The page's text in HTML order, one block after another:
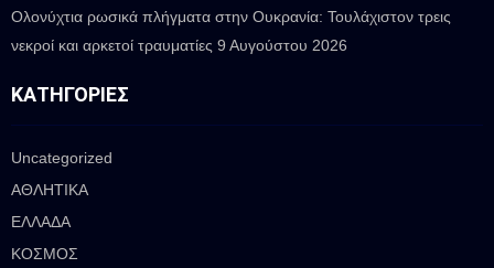
Ολονύχτια ρωσικά πλήγματα στην Ουκρανία: Τουλάχιστον τρεις
νεκροί και αρκετοί τραυματίες 9 Αυγούστου 2026
ΚΑΤΗΓΟΡΊΕΣ
Uncategorized
ΑΘΛΗΤΙΚΑ
ΕΛΛΑΔΑ
ΚΟΣΜΟΣ